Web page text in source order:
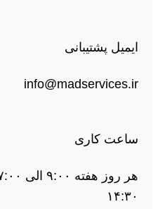
ایمیل پشتیبانی
info@madservices.ir
ساعت کاری
۱۴:۳۰